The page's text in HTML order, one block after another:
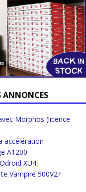
ANNONCES
Morphos (licence
accélération
A1200
XU4]
Vampire 500V2+